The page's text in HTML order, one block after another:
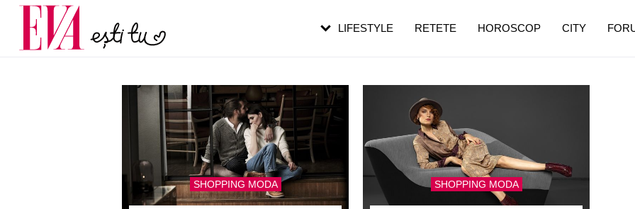
SHOPPING MODA SHOPPING MODA
LIFESTYLE RETETE HOROSCOP CITY
Carieră
Actualitate
pe măsură ce înaintezi în vârstă